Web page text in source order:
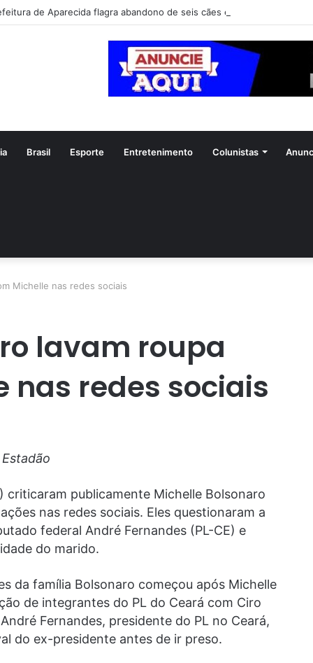
de Aparecida flagra abandono de seis cães e reitera que o ato
Brasil Esporte Entretenimento Colunistas
Michelle nas redes sociais
lavam roupa
nas redes sociais
publicamente Michelle Bolsonaro
nas redes sociais. Eles questionaram a
federal André Fernandes (PL-CE) e
do marido.
da família Bolsonaro começou após Michelle
de integrantes do PL do Ceará com Ciro
Fernandes, presidente do PL no Ceará,
do ex-presidente antes de ir preso.